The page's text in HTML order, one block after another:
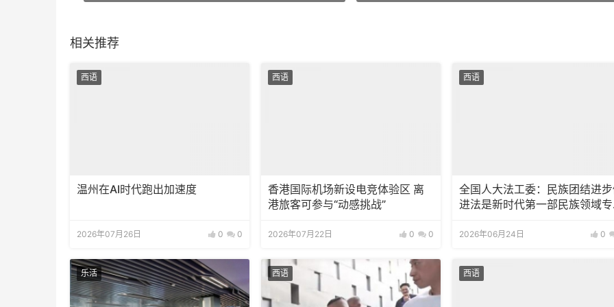
相关推荐
西语
温州在AI时代跑出加速度
2026年07月26日 0 0
西语
香港国际机场新设电竞体验区 离
港旅客可参与“动感挑战”
2026年07月22日 0 0
西语
全国人大法工委：民族团结进
进法是新时代第一部民族领域专
2026年06月24日 0
乐活 西语 西语